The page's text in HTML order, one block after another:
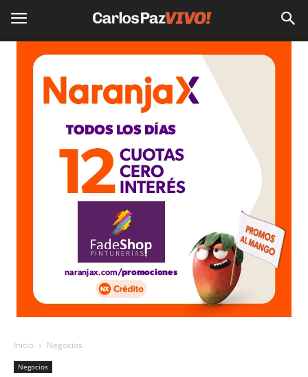
Inicio Negocios
Negocios